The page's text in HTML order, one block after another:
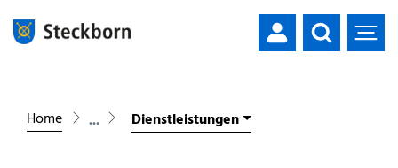
Mustergemeinde
Home Dienstleistungen